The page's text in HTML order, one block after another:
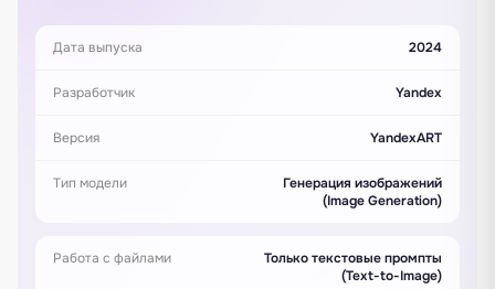
Дата выпуска 2024
Разработчик Yandex
Версия YandexART
Тип модели
Генерация изображений
(Image Generation)
Работа с файлами
Только текстовые промпты
(Text-to-Image)